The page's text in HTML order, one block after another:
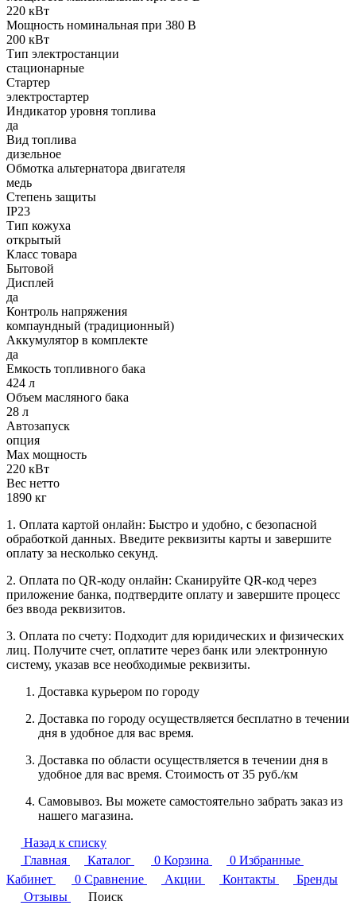
220 кВт
Мощность номинальная при 380 В
200 кВт
Тип электростанции
стационарные
Стартер
электростартер
Индикатор уровня топлива
да
Вид топлива
дизельное
Обмотка альтернатора двигателя
медь
Степень защиты
IP23
Тип кожуха
открытый
Класс товара
Бытовой
Дисплей
да
Контроль напряжения
компаундный (традиционный)
Аккумулятор в комплекте
да
Емкость топливного бака
424 л
Объем масляного бака
28 л
Автозапуск
опция
Max мощность
220 кВт
Вес нетто
1890 кг
1. Оплата картой онлайн: Быстро и удобно, с безопасной
обработкой данных. Введите реквизиты карты и завершите
оплату за несколько секунд.
2. Оплата по QR-коду онлайн: Сканируйте QR-код через
приложение банка, подтвердите оплату и завершите процесс
без ввода реквизитов.
3. Оплата по счету: Подходит для юридических и физических
лиц. Получите счет, оплатите через банк или электронную
систему, указав все необходимые реквизиты.
Доставка курьером по городу
Доставка по городу осуществляется бесплатно в течении
дня в удобное для вас время.
Доставка по области осуществляется в течении дня в
удобное для вас время. Стоимость от 35 руб./км
Самовывоз. Вы можете самостоятельно забрать заказ из
нашего магазина.
Назад к списку
Главная
Каталог 0 Корзина 0 Избранные
Кабинет
0 Сравнение Акции Контакты
Бренды
Отзывы
Поиск